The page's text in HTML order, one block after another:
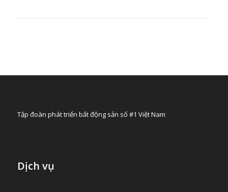
Tập đoàn phát triển bất động sản số #1 Việt Nam
Dịch vụ